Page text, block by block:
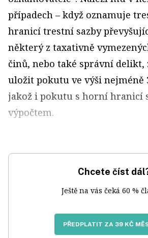
případech – když oznamuje
hranicí trestní sazby
některý z taxativně
činů, nebo také správní delikt,
uložit pokutu ve výši nejméně
jakož i pokutu s horní hranicí
výpočtem.
Chcete číst
Ještě na vás čeká 60 %
PŘEDPLATIT ZA 39 KČ